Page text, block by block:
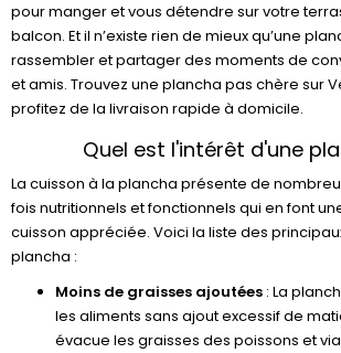
pour manger et vous détendre sur votre
balcon. Et il n’existe rien de mieux qu’une
rassembler et partager des moments de
et amis. Trouvez une plancha pas chère sur
profitez de la livraison rapide à domicile.
Quel est l'intérêt d'une
La cuisson à la plancha présente de
fois nutritionnels et fonctionnels qui en font
cuisson appréciée. Voici la liste des
plancha :
Moins de graisses ajoutées : La
les aliments sans ajout excessif de
évacue les graisses des poissons et